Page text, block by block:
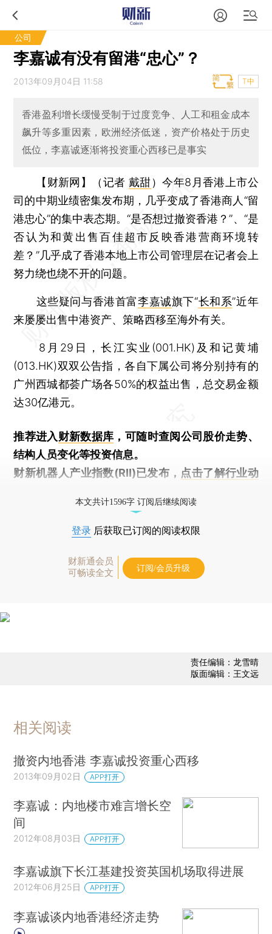
公司
李嘉诚有没有留港“忠心”？
2013年09月04日 11:58 T中
香港盈利增长缓慢受制于过度竞争、人工和租金成本
飙升等多重因素，欧洲经济低迷，资产价格处于历史
低位，李嘉诚逐渐将投资重心西移已是事实
【财新网】（记者戴甜）今年8月香港上市公
司的中期业绩密集发布期，几乎变成了香港商人“留
港忠心”的集中表态期。“是否想过撤资香港？”、“是
否认为和黄出售百佳超市反映香港营商环境转
差？”几乎成了香港本地上市公司管理层在记者会上
努力绕也绕不开的问题。
这些疑问与香港首富李嘉诚旗下“长和系”近年
来屡屡出售中港资产、策略西移至海外有关。
8月29日，长江实业(001.HK)及和记黄埔
(013.HK)双双公告指，各自下属公司将分别持有的
广州西城都荟广场各50%的权益出售，总交易金额
达30亿港元。
推荐进入财新数据库 ，可随时查阅公司股价走势、
结构人员变化等投资信息。
财新机器人产业指数(RII)已发布， 点击了解行业动
本文共计1596字 订阅后继续阅读
登录 后获取已订阅的阅读权限
财新通会员
可畅读全文
订阅/会员升级
责任编辑：龙雪晴
版面编辑：王文远
相关阅读
撤资内地香港 李嘉诚投资重心西移
2013年09月02日 APP打开
李嘉诚：内地楼市难言增长空
间
2012年08月03日 APP打开
李嘉诚旗下长江基建投资英国机场取得进展
2012年06月25日 APP打开
李嘉诚谈内地香港经济走势